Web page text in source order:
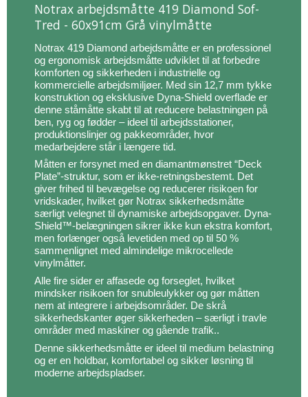
Notrax arbejdsmåtte 419 Diamond Sof-
Tred - 60x91cm Grå vinylmåtte
Notrax 419 Diamond arbejdsmåtte er en professionel
og ergonomisk arbejdsmåtte udviklet til at forbedre
komforten og sikkerheden i industrielle og
kommercielle arbejdsmiljøer. Med sin 12,7 mm tykke
konstruktion og eksklusive Dyna-Shield overflade er
denne ståmåtte skabt til at reducere belastningen på
ben, ryg og fødder – ideel til arbejdsstationer,
produktionslinjer og pakkeområder, hvor
medarbejdere står i længere tid.
Måtten er forsynet med en diamantmønstret “Deck
Plate”-struktur, som er ikke-retningsbestemt. Det
giver frihed til bevægelse og reducerer risikoen for
vridskader, hvilket gør Notrax sikkerhedsmåtte
særligt velegnet til dynamiske arbejdsopgaver. Dyna-
Shield™-belægningen sikrer ikke kun ekstra komfort,
men forlænger også levetiden med op til 50 %
sammenlignet med almindelige mikrocellede
vinylmåtter.
Alle fire sider er affasede og forseglet, hvilket
mindsker risikoen for snubleulykker og gør måtten
nem at integrere i arbejdsområder. De skrå
sikkerhedskanter øger sikkerheden – særligt i travle
områder med maskiner og gående trafik..
Denne sikkerhedsmåtte er ideel til medium belastning
og er en holdbar, komfortabel og sikker løsning til
moderne arbejdspladser.